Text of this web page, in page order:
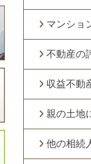
マンショ
不動産の
収益不動
親の土地
他の相続